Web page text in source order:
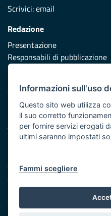
Scrivici:email
Redazione
Presentazione
Responsabili di pubblicazione
Vai al sito di Protezione Civile
Iniziativa finanziata con
Asse XI
Cookie e privacy
Atti di notifica
Feed RSS
Servizi Intranet
Informazioni sull'uso
Questo sito web utilizza
il suo corretto
per fornire servizi erogati
ultimi saranno impostati
Fammi scegliere